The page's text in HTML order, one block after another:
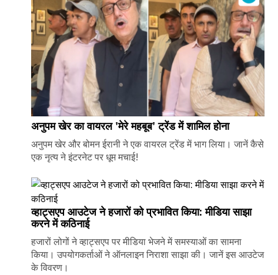
अनुपम खेर का वायरल 'मेरे महबूब' ट्रेंड में शामिल होना
अनुपम खेर और बोमन ईरानी ने एक वायरल ट्रेंड में भाग लिया। जानें कैसे
एक नृत्य ने इंटरनेट पर धूम मचाई!
व्हाट्सएप आउटेज ने हजारों को प्रभावित किया: मीडिया साझा
करने में कठिनाई
हजारों लोगों ने व्हाट्सएप पर मीडिया भेजने में समस्याओं का सामना
किया। उपयोगकर्ताओं ने ऑनलाइन निराशा साझा की। जानें इस आउटेज
के विवरण।